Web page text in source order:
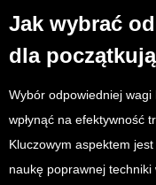
Jak wybrać
dla
Wybór odpowiedniej
wpłynąć na efektywność
Kluczowym aspektem
naukę poprawnej